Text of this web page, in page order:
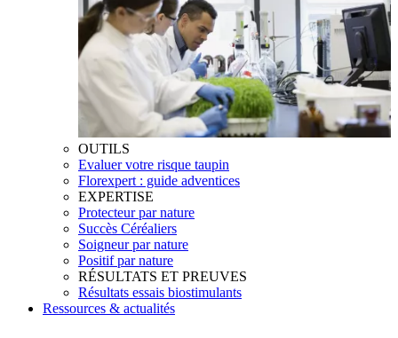
OUTILS
Evaluer votre risque taupin
Florexpert : guide adventices
EXPERTISE
Protecteur par nature
Succès Céréaliers
Soigneur par nature
Positif par nature
RÉSULTATS ET PREUVES
Résultats essais biostimulants
Ressources & actualités